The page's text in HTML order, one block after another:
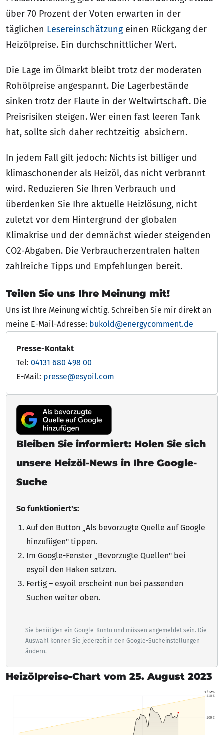
über 70 Prozent der Voten erwarten in der
täglichen Lesereinschätzungeinen Rückgang der
Heizölpreise. Ein durchschnittlicher Wert.
Die Lage im Ölmarkt bleibt trotz der moderaten
Rohölpreise angespannt. Die Lagerbestände
sinken trotz der Flaute in der Weltwirtschaft. Die
Preisrisiken steigen. Wer einen fast leeren Tank
hat, sollte sich daher rechtzeitig absichern.
In jedem Fall gilt jedoch: Nichts ist billiger und
klimaschonender als Heizöl, das nicht verbrannt
wird. Reduzieren Sie Ihren Verbrauch und
überdenken Sie Ihre aktuelle Heizlösung, nicht
zuletzt vor dem Hintergrund der globalen
Klimakrise und der demnächst wieder steigenden
CO2-Abgaben. Die Verbraucherzentralen halten
zahlreiche Tipps und Empfehlungen bereit.
Teilen Sie uns Ihre Meinung mit!
Uns ist Ihre Meinung wichtig. Schreiben Sie mir direkt an
meine E-Mail-Adresse: bukold@energycomment.de
Presse-Kontakt
Tel: 04131 680 498 00
E-Mail: presse@esyoil.com
Bleiben Sie informiert: Holen Sie sich
unsere Heizöl-News in Ihre Google-
Suche
So funktioniert's:
Auf den Button „Als bevorzugte Quelle auf Google
hinzufügen" tippen.
Im Google-Fenster „Bevorzugte Quellen" bei
esyoil den Haken setzen.
Fertig – esyoil erscheint nun bei passenden
Suchen weiter oben.
Sie benötigen ein Google-Konto und müssen angemeldet sein. Die
Auswahl können Sie jederzeit in den Google-Sucheinstellungen
ändern.
Heizölpreise-Chart vom 25. August 2023